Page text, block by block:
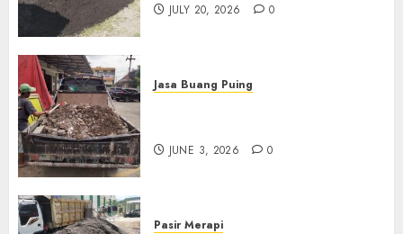
JULY 20, 2026 0
Jasa Buang Puing
JUNE 3, 2026 0
Pasir Merapi